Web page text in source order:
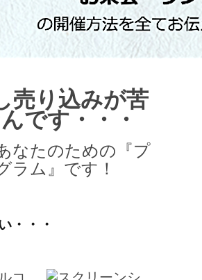
売り込みが苦
です・・・
なたのための『プ
ラム』です！
・・・